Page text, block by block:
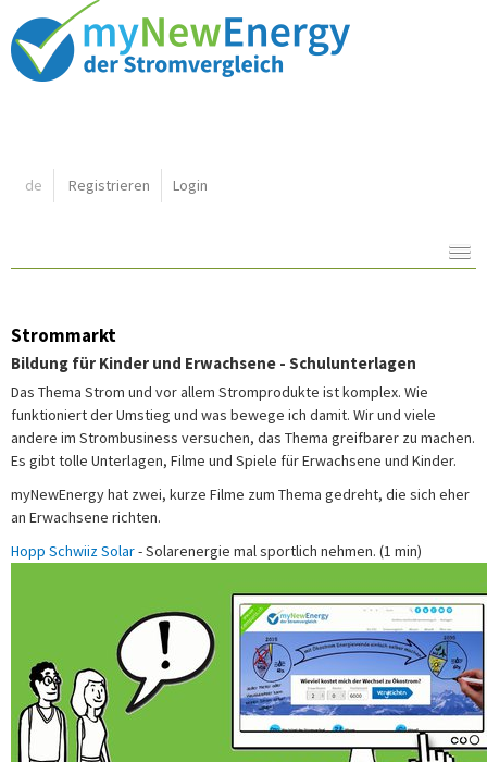
de Registrieren Login
Inhalt:
Strommarkt
Bildung für Kinder und Erwachsene - Schulunterlagen
Das Thema Strom und vor allem Stromprodukte ist komplex. Wie
funktioniert der Umstieg und was bewege ich damit. Wir und viele
andere im Strombusiness versuchen, das Thema greifbarer zu machen.
Es gibt tolle Unterlagen, Filme und Spiele für Erwachsene und Kinder.
myNewEnergy hat zwei, kurze Filme zum Thema gedreht, die sich eher
an Erwachsene richten.
Hopp Schwiiz Solar- Solarenergie mal sportlich nehmen. (1 min)